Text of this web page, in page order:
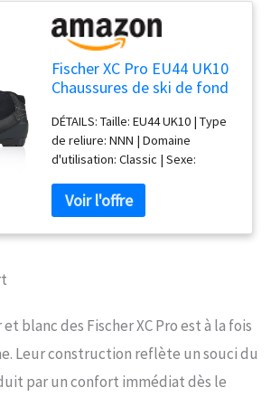
Fischer XC Pro EU44 UK10
Chaussures de ski de fond
NNN
DÉTAILS: Taille: EU44 UK10 | Type
de reliure: NNN | Domaine
d'utilisation: Classic | Sexe:
noir/blanc Équipement : semelle :
TURNAMIC Touring | Flex de la
chaussure : souple Technologie :
d'entrée de gamme pour de
longues randonnées en piste : XC
dans la neige est un ajustement
blanc des Fischer XC Pro est à la fois
Leur construction reflète un souci du
par un confort immédiat dès le